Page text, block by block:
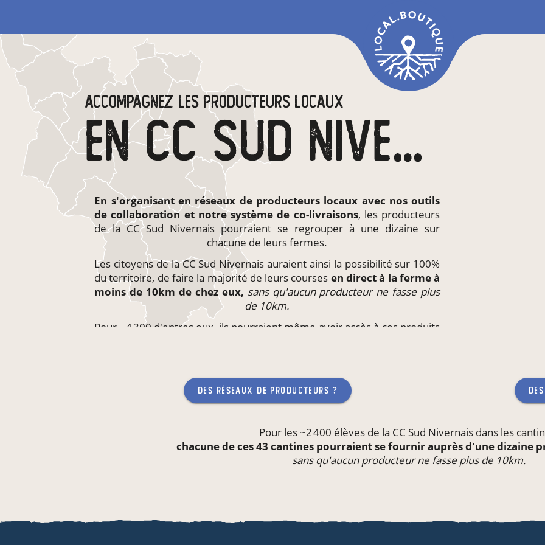
ACCOMPAGNEZ LES PRODUCTEURS LOCAUX
EN CC SUD NIVERNAIS
En s'organisant en réseaux de producteurs locaux avec nos outils
de collaboration et notre système de co-livraisons, les producteurs
de la CC Sud Nivernais pourraient se regrouper à une dizaine sur
chacune de leurs fermes.
Les citoyens de la CC Sud Nivernais auraient ainsi la possibilité sur 100%
du territoire, de faire la majorité de leurs courses en direct à la ferme à
moins de 10km de chez eux, sans qu'aucun producteur ne fasse plus
de 10km.
Pour ~4 300 d'entres eux, ils pourraient même avoir accès à ces produits
des réseaux de producteurs ?
Pour les ~2 400 élèves de la CC Sud Nivernais dans les
chacune de ces 43 cantines pourraient se fournir auprès d'une dizaine
sans qu'aucun producteur ne fasse plus de 10km.